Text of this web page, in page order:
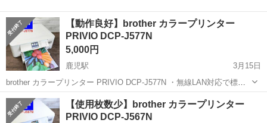
【動作良好】brother カラープリンター
PRIVIO DCP-J577N
5,000円
鹿児駅
3月15日
brother カラープリンター PRIVIO DCP-J577N ・無線LAN対応で標準
機能を備えたシンプルなインクジェットプリンター。富士フイルムの
インクジェットペーパー「画彩写真仕上げPro」専用モードを搭載 ・
染...
高知 南国市 鹿児駅 プリンター
【使用枚数少】brother カラープリンター
PRIVIO DCP-J567N